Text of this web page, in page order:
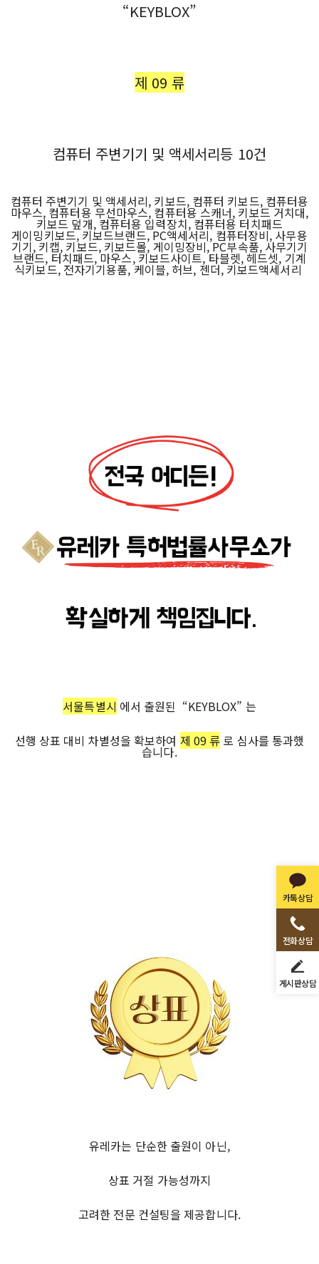
카톡상담
전화상담
게시판상담
“KEYBLOX”
제 09 류
컴퓨터 주변기기 및 액세서리등 10건
컴퓨터 주변기기 및 액세서리, 키보드, 컴퓨터 키보드, 컴퓨터용
마우스, 컴퓨터용 무선마우스, 컴퓨터용 스캐너, 키보드 거치대,
키보드 덮개, 컴퓨터용 입력장치, 컴퓨터용 터치패드
게이밍키보드, 키보드브랜드, PC액세서리, 컴퓨터장비, 사무용
기기, 키캡, 키보드, 키보드몰, 게이밍장비, PC부속품, 사무기기
브랜드, 터치패드, 마우스, 키보드사이트, 타블렛, 헤드셋, 기계
식키보드, 전자기기용품, 케이블, 허브, 젠더, 키보드액세서리
서울특별시 에서 출원된 “KEYBLOX” 는
선행 상표 대비 차별성을 확보하여 제 09 류 로 심사를 통과했
습니다.
유레카는 단순한 출원이 아닌,
상표 거절 가능성까지
고려한 전문 컨설팅을 제공합니다.